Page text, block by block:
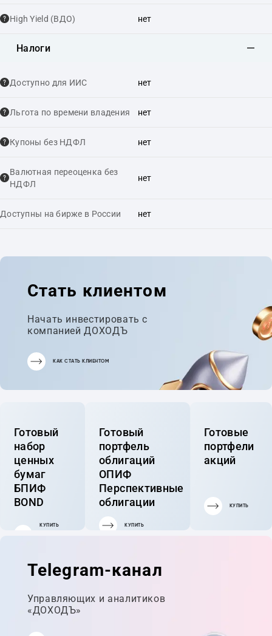
High Yield (ВДО) нет
Налоги
Доступно для ИИС нет
Льгота по времени владения нет
Купоны без НДФЛ нет
Валютная переоценка без
НДФЛ
нет
Доступны на бирже в России нет
Стать клиентом
Начать инвестировать с
компанией ДОХОДЪ
КАК СТАТЬ КЛИЕНТОМ
Готовый
набор
ценных
бумаг
БПИФ
BOND
КУПИТЬ
Готовый
портфель
облигаций
ОПИФ
Перспективные
облигации
КУПИТЬ
Готовые
портфели
акций
КУПИТЬ
Telegram-канал
Управляющих и аналитиков
«ДОХОДЪ»